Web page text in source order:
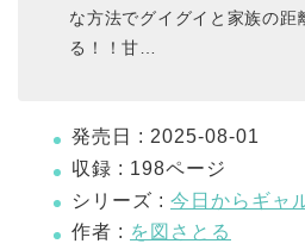
な方法でグイグイと家族の距
る！！甘…
発売日 : 2025-08-01
収録 : 198ページ
シリーズ : 今日からギャ
作者 : を図さとる